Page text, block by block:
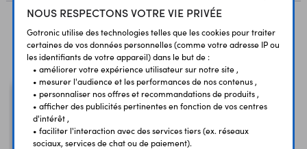
Vous avez déja consulté
NOUS RESPECTONS VOTRE VIE PRIVÉE
Gotronic utilise des technologies telles que les cookies pour traiter
certaines de vos données personnelles (comme votre adresse IP ou
les identifiants de votre appareil) dans le but de :
• améliorer votre expérience utilisateur sur notre site ,
• mesurer l'audience et les performances de nos contenus ,
• personnaliser nos offres et recommandations de produits ,
• afficher des publicités pertinentes en fonction de vos centres
d'intérêt ,
• faciliter l'interaction avec des services tiers (ex. réseaux
sociaux, services de chat ou de paiement).